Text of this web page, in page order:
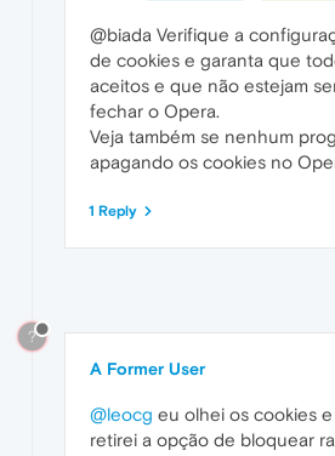
@biada Verifique a
de cookies e garanta que
aceitos e que não estejam
fechar o Opera.
Veja também se nenhum
apagando os cookies no
1 Reply
?
A Former User
@leocg eu olhei os cookies
retirei a opção de bloquear